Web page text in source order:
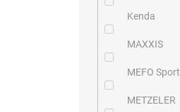
Kenda
MAXXIS
MEFO Sport
METZELER